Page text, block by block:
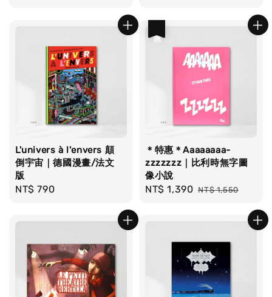
L'univers à l'envers 顛
倒宇宙｜德國漫畫/法文
版
Regular
NT$ 790
＊特惠＊Aaaaaaaa-
zzzzzzz｜比利時無字圖
像小說
Sale
NT$ 1,390 Regular
NT$ 1,550